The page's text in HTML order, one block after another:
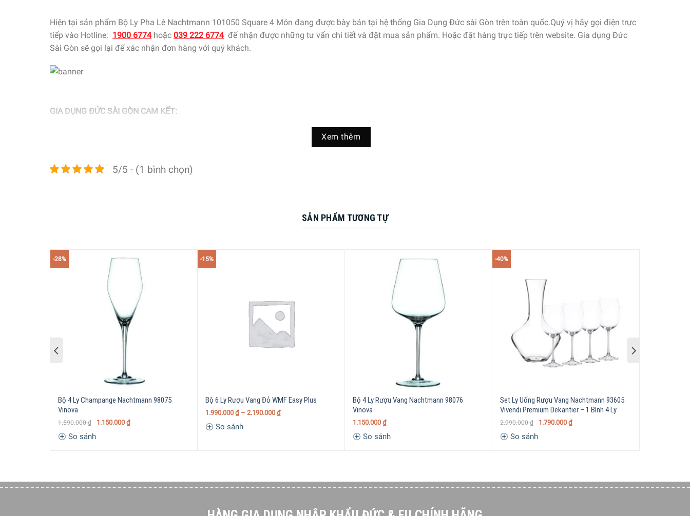
Hiện tại sản phẩm Bộ Ly Pha Lê Nachtmann 101050 Square 4 Món đang được bày bán tại hệ thống Gia Dụng Đức sài Gòn trên toàn quốc.Quý vị hãy gọi điện trực
tiếp vào Hotline: 1900 6774hoặc 039 222 6774để nhận được những tư vấn chi tiết và đặt mua sản phẩm. Hoặc đặt hàng trực tiếp trên website. Gia dụng Đức
Sài Gòn sẽ gọi lại để xác nhận đơn hàng với quý khách.
GIA DỤNG ĐỨC SÀI GÒN CAM KẾT:
Hàng đúng nguồn gốc, chính hãng, nhập khẩu Đức & EU.
Xem thêm
5/5 - (1 bình chọn)
SẢN PHẨM TƯƠNG TỰ
-28%
Bộ 4 Ly Champange Nachtmann 98075
Vinova
1.590.000₫ 1.150.000 ₫
So sánh
-15%
Bộ 6 Ly Rượu Vang Đỏ WMF Easy Plus
1.990.000 ₫ – 2.190.000 ₫
So sánh
Bộ 4 Ly Rượu Vang Nachtmann 98076
Vinova
1.150.000 ₫
So sánh
-40%
Set Ly Uống Rượu Vang Nachtmann 93605
Vivendi Premium Dekantier – 1 Bình 4 Ly
2.990.000₫ 1.790.000 ₫
So sánh